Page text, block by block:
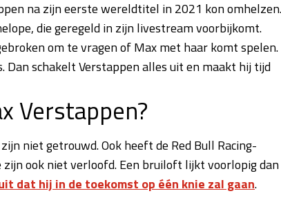
na zijn eerste wereldtitel in 2021 kon omhelzen.
die geregeld in zijn livestream voorbijkomt.
om te vragen of Max met haar komt spelen.
Dan schakelt Verstappen alles uit en maakt hij tijd
Verstappen?
niet getrouwd. Ook heeft de Red Bull Racing-
zijn ook niet verloofd. Een bruiloft lijkt voorlopig dan
dat hij in de toekomst op één knie zal gaan.